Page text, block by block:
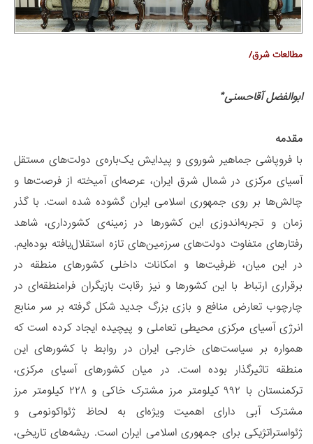
مطالعات شرق/
ابوالفضل آقاحسنی*
مقدمه
با فروپاشی جماهیر شوروی و پیدایش یک‌باره‌ی دولت‌های مستقل
آسیای مرکزی در شمال شرق ایران، عرصه‌ای آمیخته از فرصت‌ها و
چالش‌ها بر روی جمهوری اسلامی ایران گشوده شده است. با گذر
زمان و تجربه‌اندوزی این کشورها در زمینه‌ی کشورداری، شاهد
رفتارهای متفاوت دولت‌های سرزمین‌های تازه استقلال‌یافته بوده‌ایم.
در این میان، ظرفیت‌ها و امکانات داخلی کشورهای منطقه در
برقراری ارتباط با این کشورها و نیز رقابت بازیگران فرامنطقه‌ای در
چارچوب تعارض منافع و بازی بزرگ جدید شکل گرفته بر سر منابع
انرژی آسیای مرکزی محیطی تعاملی و پیچیده ایجاد کرده است که
همواره بر سیاست‌های خارجی ایران در روابط با کشورهای این
منطقه تاثیرگذار بوده است. در میان کشورهای آسیای مرکزی،
ترکمنستان با ۹۹۲ کیلومتر مرز مشترک خاکی و ۲۲۸ کیلومتر مرز
مشترک آبی دارای اهمیت ویژه‌ای به لحاظ ژئواکونومی و
ژئواستراتژیکی برای جمهوری اسلامی ایران است. ریشه‌های تاریخی،